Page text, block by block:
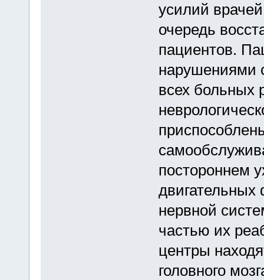
усилий
очередь
пациентов.
нарушениями
всех больных
постороннем
нервной
частью их
центры
головного